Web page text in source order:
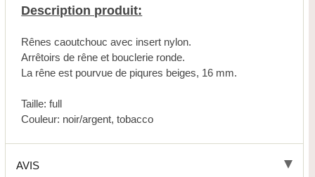
Description produit:
Rênes caoutchouc avec insert nylon.
Arrêtoirs de rêne et bouclerie ronde.
La rêne est pourvue de piqures beiges, 16 mm.
Taille: full
Couleur: noir/argent, tobacco
AVIS